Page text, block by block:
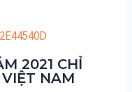
2021 CHỈ
NAM